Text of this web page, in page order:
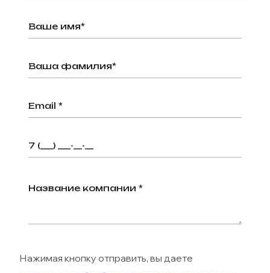
Нажимая кнопку отправить, вы даете